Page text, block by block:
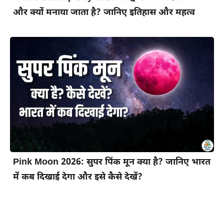
और क्यों मनाया जाता है? जानिए इतिहास और महत्व
Pink Moon 2026: सुपर पिंक मून क्या है? जानिए भारत
में कब दिखाई देगा और इसे कैसे देखें?